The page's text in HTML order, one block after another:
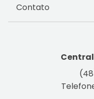
Contato